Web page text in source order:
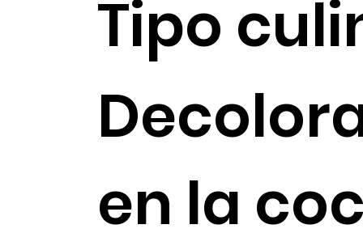
Tipo
en la